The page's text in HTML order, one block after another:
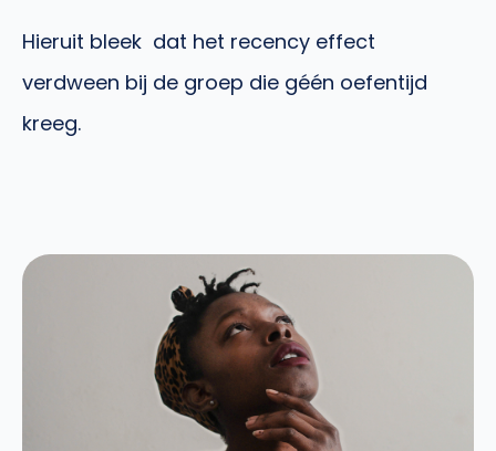
Hieruit bleek dat het recency effect
verdween bij de groep die géén oefentijd
kreeg.